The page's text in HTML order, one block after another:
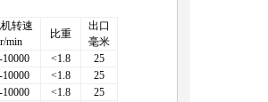
转速
r/min
比重
出口
毫米
10000 <1.8
25
10000 <1.8
25
10000 <1.8
25